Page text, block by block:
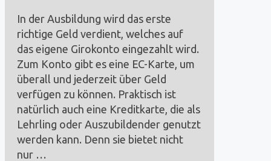
In der Ausbildung wird das erste
richtige Geld verdient, welches auf
das eigene Girokonto eingezahlt wird.
Zum Konto gibt es eine EC-Karte, um
überall und jederzeit über Geld
verfügen zu können. Praktisch ist
natürlich auch eine Kreditkarte, die als
Lehrling oder Auszubildender genutzt
werden kann. Denn sie bietet nicht
nur …